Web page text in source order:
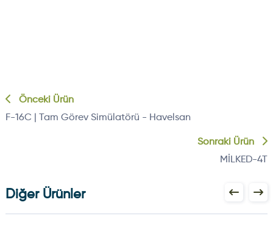
Önceki Ürün
F-16C | Tam Görev Simülatörü - Havelsan
Sonraki Ürün
MİLKED-4T
Diğer Ürünler